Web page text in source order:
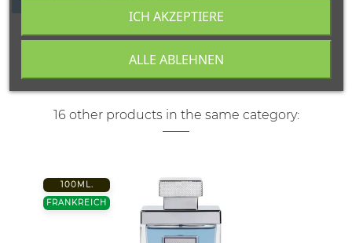
16 other products in the same category:
100ML.
FRANKREICH
ALLE ABLEHNEN
ICH AKZEPTIERE